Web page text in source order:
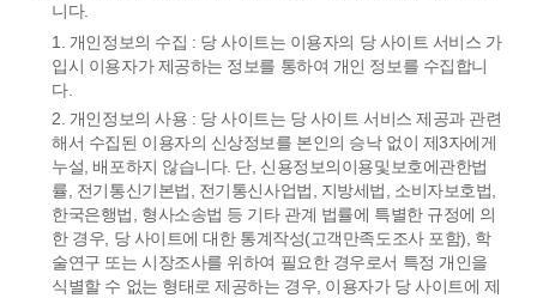
니다.
1. 개인정보의 수집 : 당 사이트는 이용자의 당 사이트 서비스 가
입시 이용자가 제공하는 정보를 통하여 개인 정보를 수집합니
다.
2. 개인정보의 사용 : 당 사이트는 당 사이트 서비스 제공과 관련
해서 수집된 이용자의 신상정보를 본인의 승낙 없이 제3자에게
누설, 배포하지 않습니다. 단, 신용정보의이용및보호에관한법
률, 전기통신기본법, 전기통신사업법, 지방세법, 소비자보호법,
한국은행법, 형사소송법 등 기타 관계 법률에 특별한 규정에 의
한 경우, 당 사이트에 대한 통계작성(고객만족도조사 포함), 학
술연구 또는 시장조사를 위하여 필요한 경우로서 특정 개인을
식별할 수 없는 형태로 제공하는 경우, 이용자가 당 사이트에 제